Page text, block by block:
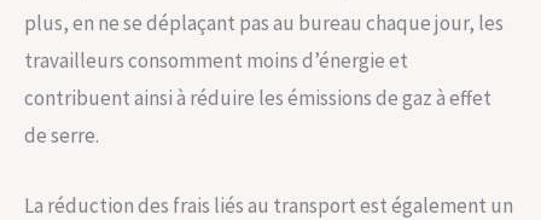
plus, en ne se déplaçant pas au bureau chaque jour, les
travailleurs consomment moins d’énergie et
contribuent ainsi à réduire les émissions de gaz à effet
de serre.
La réduction des frais liés au transport est également un